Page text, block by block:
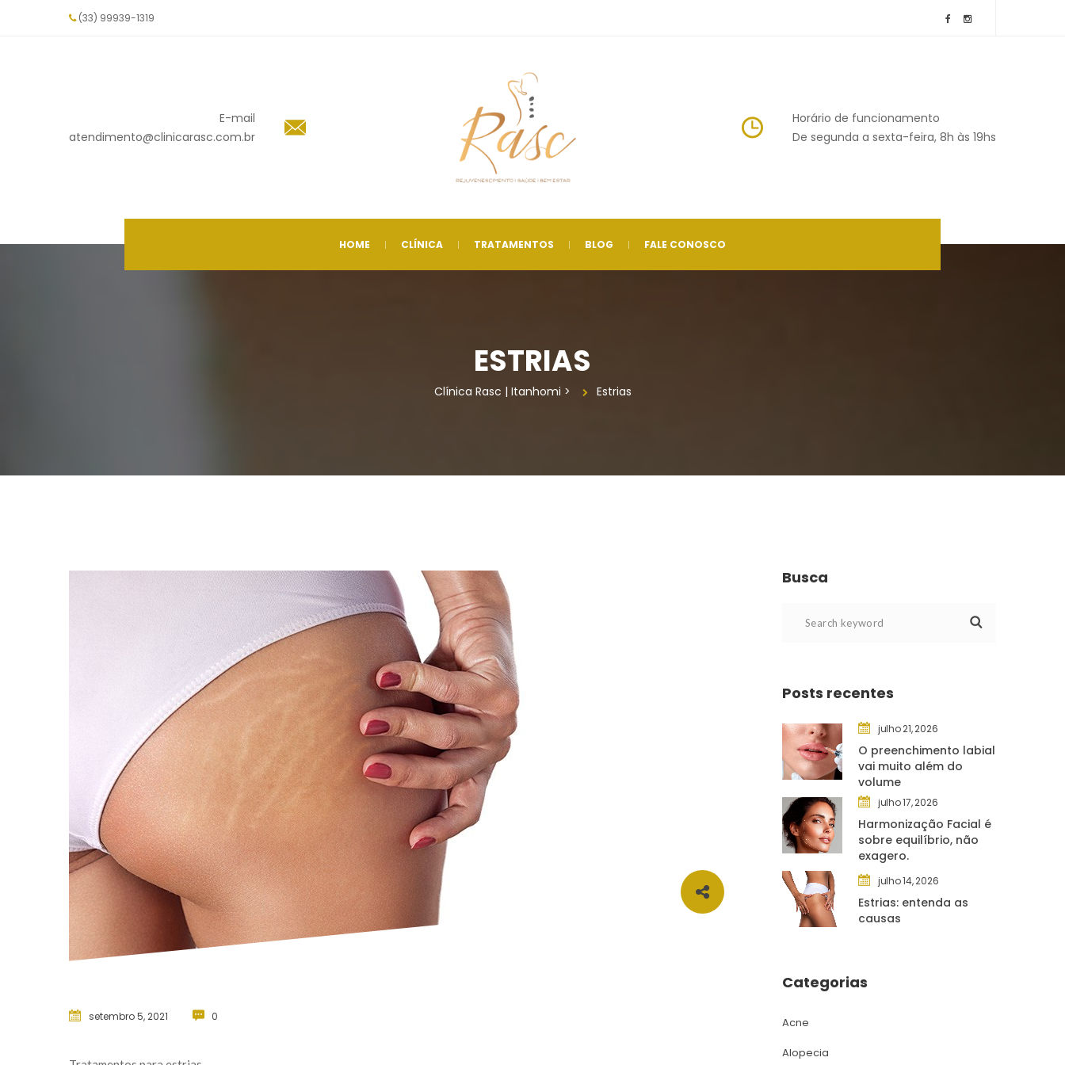
(33) 99939-1319
E-mail
atendimento@clinicarasc.com.br
Horário de funcionamento
De segunda a sexta-feira, 8h às 19h
HOME CLÍNICA TRATAMENTOS BLOG FALE CONOSCO
ESTRIAS
Clínica Rasc | Itanhomi > Estria
etembro 5, 2021 0
Busca
Posts recente
julho 21, 2026
O preenchimento labial
vai muito além do
volume
julho 17, 2026
Harmonização Facial é
obre equilíbrio, não
exagero.
julho 14, 2026
Estrias: entenda as
causa
Categoria
Acne
Alopecia